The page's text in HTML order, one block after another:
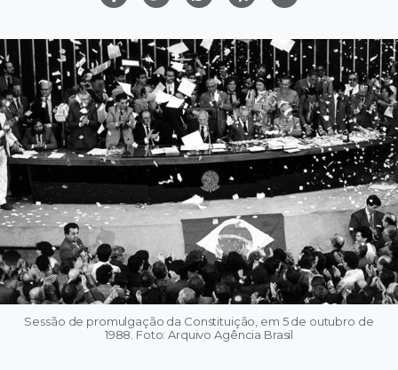
Sessão de promulgação da Constituição, em 5 de outubro de
1988. Foto: Arquivo Agência Brasil